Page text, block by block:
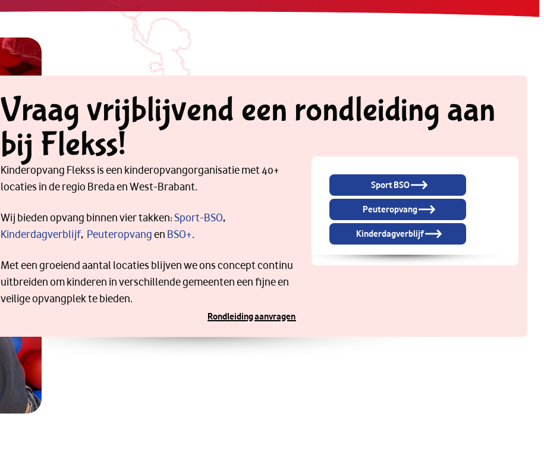
Vraag vrijblijvend een rondleiding aan
bij Flekss!
Kinderopvang Flekss is een kinderopvangorganisatie met 40+
locaties in de regio Breda en West-Brabant.
Wij bieden opvang binnen vier takken: Sport-BSO,
Kinderdagverblijf, Peuteropvangen BSO+.
Met een groeiend aantal locaties blijven we ons concept continu
uitbreiden om kinderen in verschillende gemeenten een fijne en
veilige opvangplek te bieden.
Rondleiding aanvragen
Sport BSO
Peuteropvang
Kinderdagverblijf